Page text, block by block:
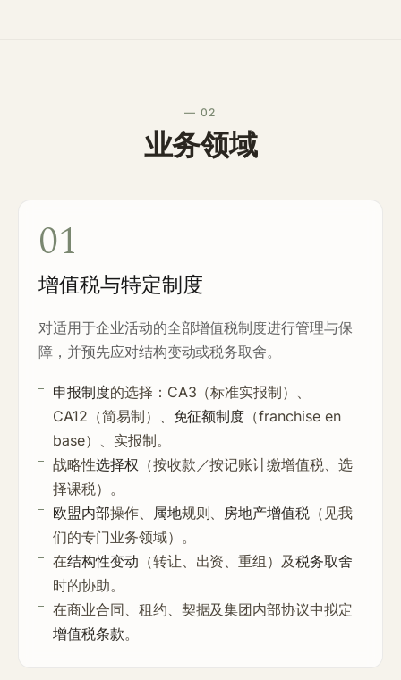
— 02
业务领域
01
增值税与特定制度
对适用于企业活动的全部增值税制度进行管理与保
障，并预先应对结构变动或税务取舍。
申报制度的选择：CA3（标准实报制）、
CA12（简易制）、 免征额制度 （franchise en
base）、实报制。
战略性选择权 （按收款／按记账计缴增值税、选
择课税）。
欧盟内部操作、 属地规则、 房地产增值税 （见我
们的专门业务领域）。
在结构性变动 （转让、出资、重组）及税务取舍
时的协助。
在商业合同、租约、契据及集团内部协议中拟定
增值税条款。